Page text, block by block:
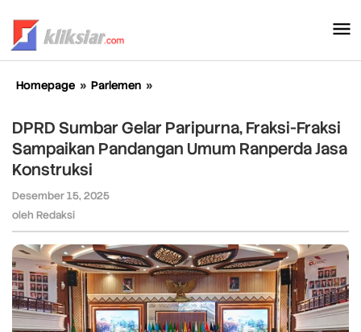
konten
Homepage » Parlemen »
Gelar
Paripurna,
Fraksi-
Ranperda
Jasa
Konstruksi
DPRD Sumbar Gelar Paripurna, Fraksi-Fraksi
Sampaikan Pandangan Umum Ranperda Jasa
Konstruksi
Desember 15, 2025
oleh Redaksi